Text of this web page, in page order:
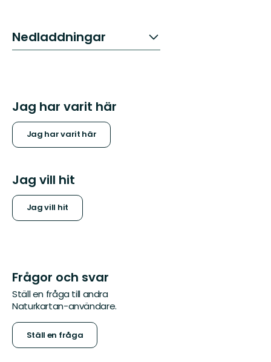
Nedladdningar
Jag har varit här
Jag har varit här
Jag vill hit
Jag vill hit
Frågor och svar
Ställ en fråga till andra
Naturkartan-användare.
Ställ en fråga